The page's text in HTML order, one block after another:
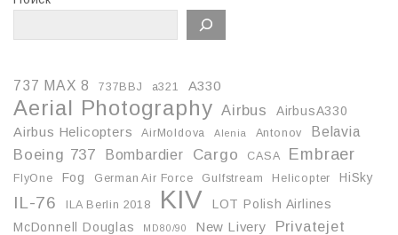
737 MAX 8 737BBJ a321 A330
Aerial Photography Airbus
AirbusA330
Airbus Helicopters
AirMoldova Alenia Antonov Belavia
Boeing 737 Bombardier Cargo CASA Embraer
FlyOne Fog German Air Force Gulfstream Helicopter HiSky
IL-76 ILA Berlin 2018 KIV
LOT Polish Airlines
McDonnell Douglas
MD80/90 New Livery Privatejet